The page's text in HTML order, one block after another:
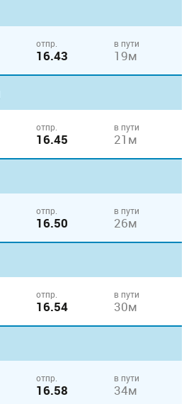
отпр.
16.43
в пути
19м
отпр.
16.45
в пути
21м
отпр.
16.50
в пути
26м
отпр.
16.54
в пути
30м
отпр.
16.58
в пути
34м